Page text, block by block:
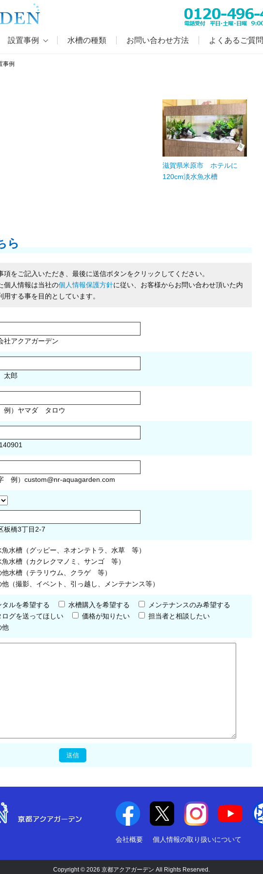
設置事例 水槽の種類 お問い合わせ方法 よくあるご質問
事例
滋賀県米原市 ホテルに
120cm淡水魚水槽
ら
をご記入いただき、最後に送信ボタンをクリックしてください。
個人情報は当社の個人情報保護方針に従い、お客様からお問い合わせ頂いた内
する事を目的としています。
社アクアガーデン
太郎
例）ヤマダ タロウ
例） custom@nr-aquagarden.com
板橋3丁目2-7
魚水槽（グッピー、ネオンテトラ、水草 等）
魚水槽（カクレクマノミ、サンゴ 等）
他水槽（テラリウム、クラゲ 等）
他（撮影、イベント、引っ越し、メンテナンス等）
タルを希望する 水槽購入を希望する
メンテナンスのみ希望する
ログを送ってほしい
価格が知りたい
担当者と相談したい
他
会社概要 個人情報の取り扱いについて
Copyright © 2026 京都アクアガーデン All Rights Reserved.